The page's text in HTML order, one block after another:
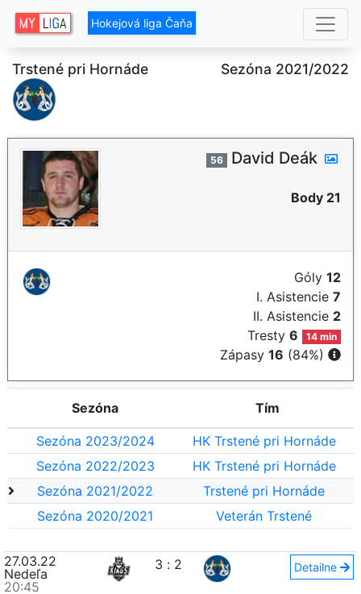
Hokejová liga Čaňa
Trstené pri Hornáde Sezóna 2021/2022
56 David Deák
Body 21
Góly 12
I. Asistencie 7
II. Asistencie 2
Tresty6 14 min
Zápasy 16 (84%)
Sezóna Tím
Sezóna 2023/2024
HK Trstené pri Hornáde
Sezóna 2022/2023
HK Trstené pri Hornáde
Sezóna 2021/2022
Trstené pri Hornáde
Sezóna 2020/2021
Veterán Trstené
27.03.22
Nedeľa
20:45
3 : 2 Detailne